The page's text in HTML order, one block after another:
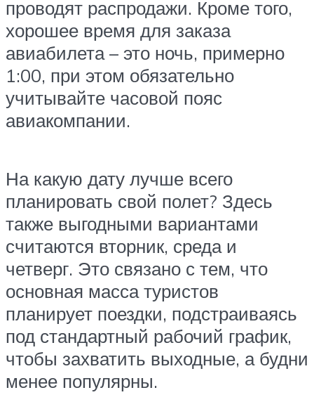
проводят распродажи. Кроме того,
хорошее время для заказа
авиабилета – это ночь, примерно
1:00, при этом обязательно
учитывайте часовой пояс
авиакомпании.
На какую дату лучше всего
планировать свой полет? Здесь
также выгодными вариантами
считаются вторник, среда и
четверг. Это связано с тем, что
основная масса туристов
планирует поездки, подстраиваясь
под стандартный рабочий график,
чтобы захватить выходные, а будни
менее популярны.